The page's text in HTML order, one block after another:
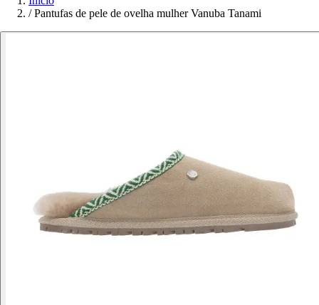
/ Pantufas de pele de ovelha mulher Vanuba Tanami